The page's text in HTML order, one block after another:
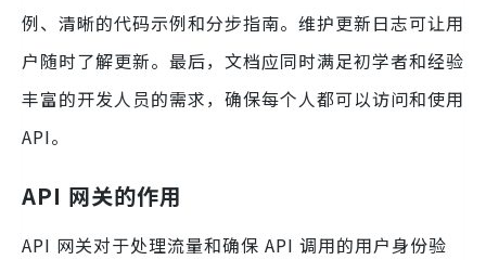
例、清晰的代码示例和分步指南。维护更新日志可让用
户随时了解更新。最后，文档应同时满足初学者和经验
丰富的开发人员的需求，确保每个人都可以访问和使用
API。
API 网关的作用
API 网关对于处理流量和确保 API 调用的用户身份验